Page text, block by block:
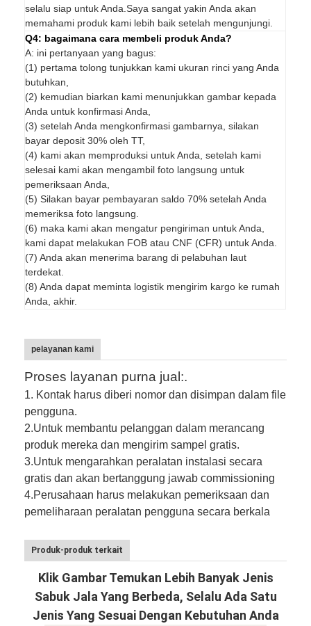
selalu siap untuk Anda.Saya sangat yakin Anda akan
memahami produk kami lebih baik setelah mengunjungi.
Q4: bagaimana cara membeli produk Anda?
A: ini pertanyaan yang bagus:
(1) pertama tolong tunjukkan kami ukuran rinci yang Anda
butuhkan,
(2) kemudian biarkan kami menunjukkan gambar kepada
Anda untuk konfirmasi Anda,
(3) setelah Anda mengkonfirmasi gambarnya, silakan
bayar deposit 30% oleh TT,
(4) kami akan memproduksi untuk Anda, setelah kami
selesai kami akan mengambil foto langsung untuk
pemeriksaan Anda,
(5) Silakan bayar pembayaran saldo 70% setelah Anda
memeriksa foto langsung.
(6) maka kami akan mengatur pengiriman untuk Anda,
kami dapat melakukan FOB atau CNF (CFR) untuk Anda.
(7) Anda akan menerima barang di pelabuhan laut
terdekat.
(8) Anda dapat meminta logistik mengirim kargo ke rumah
Anda, akhir.
pelayanan kami
Proses layanan purna jual:.
1. Kontak harus diberi nomor dan disimpan dalam file
pengguna.
2.Untuk membantu pelanggan dalam merancang
produk mereka dan mengirim sampel gratis.
3.Untuk mengarahkan peralatan instalasi secara
gratis dan akan bertanggung jawab commissioning
4.Perusahaan harus melakukan pemeriksaan dan
pemeliharaan peralatan pengguna secara berkala
Produk-produk terkait
Klik Gambar Temukan Lebih Banyak Jenis
Sabuk Jala Yang Berbeda, Selalu Ada Satu
Jenis Yang Sesuai Dengan Kebutuhan Anda